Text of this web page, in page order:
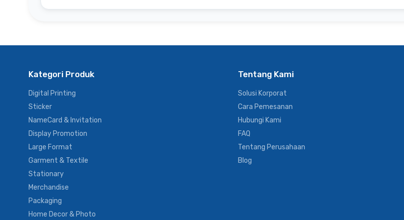
Kategori Produk
Digital Printing
Sticker
NameCard & Invitation
Display Promotion
Large Format
Garment & Textile
Stationary
Merchandise
Packaging
Home Decor & Photo
Tentang Kami
Solusi Korporat
Cara Pemesanan
Hubungi Kami
FAQ
Tentang Perusahaan
Blog